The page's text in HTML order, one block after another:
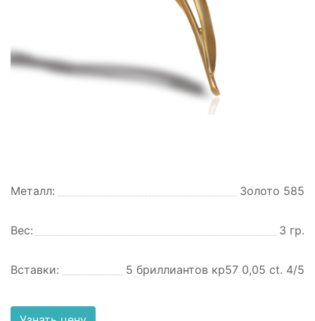
Металл: Золото 585
Вес: 3 гр.
Вставки: 5 бриллиантов кр57 0,05 ct. 4/5